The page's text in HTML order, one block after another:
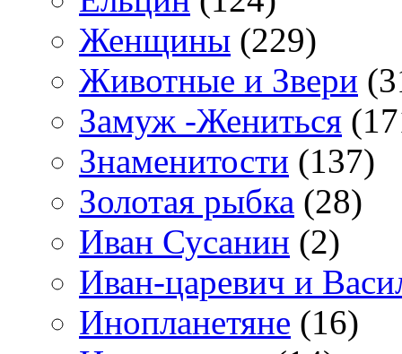
Женщины (229)
Животные и Звери
Замуж -Жениться
Знаменитости (137)
Золотая рыбка (28)
Иван Сусанин (2)
Иван-царевич и
Инопланетяне (16)